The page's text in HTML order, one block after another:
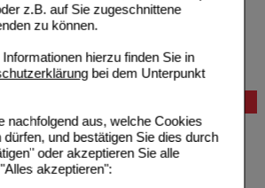
z.B. auf Sie zugeschnittene
zu können.
hierzu finden Sie in
bei dem Unterpunkt
nachfolgend aus, welche Cookies
und bestätigen Sie dies durch
oder akzeptieren Sie alle
akzeptieren":
Hilfe zur Anmeldung
Hilfe zum Bestellvorgang
Zahlungsmöglichkeiten
Rezepte einlösen